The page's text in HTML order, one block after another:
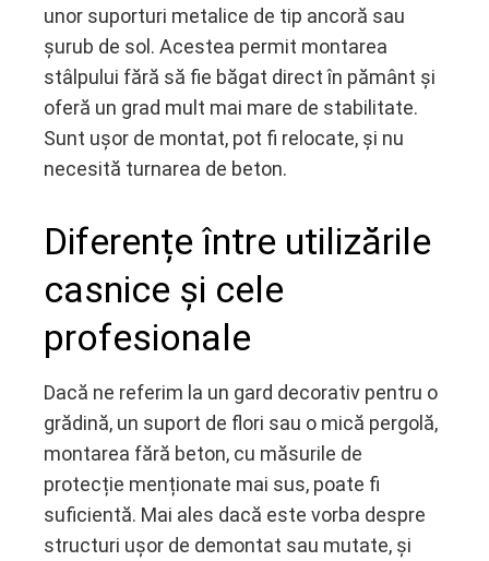
unor suporturi metalice de tip ancoră sau
șurub de sol. Acestea permit montarea
stâlpului fără să fie băgat direct în pământ și
oferă un grad mult mai mare de stabilitate.
Sunt ușor de montat, pot fi relocate, și nu
necesită turnarea de beton.
Diferențe între utilizările
casnice și cele
profesionale
Dacă ne referim la un gard decorativ pentru o
grădină, un suport de flori sau o mică pergolă,
montarea fără beton, cu măsurile de
protecție menționate mai sus, poate fi
suficientă. Mai ales dacă este vorba despre
structuri ușor de demontat sau mutate, și